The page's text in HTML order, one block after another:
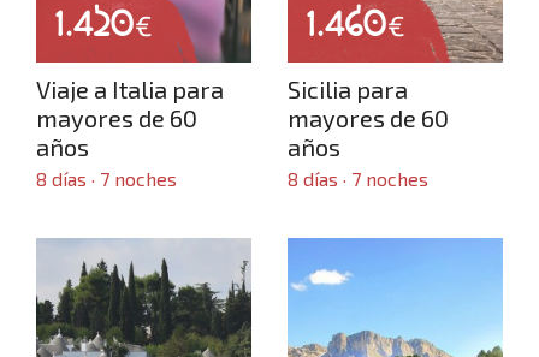
1.420€
Viaje a Italia para
mayores de 60
años
8 días · 7 noches
1.460€
Sicilia para
mayores de 60
años
8 días · 7 noches